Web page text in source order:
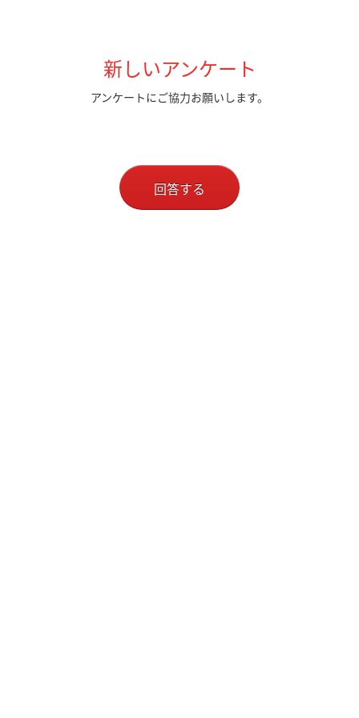
新しいアンケート
アンケートにご協力お願いします。
回答する